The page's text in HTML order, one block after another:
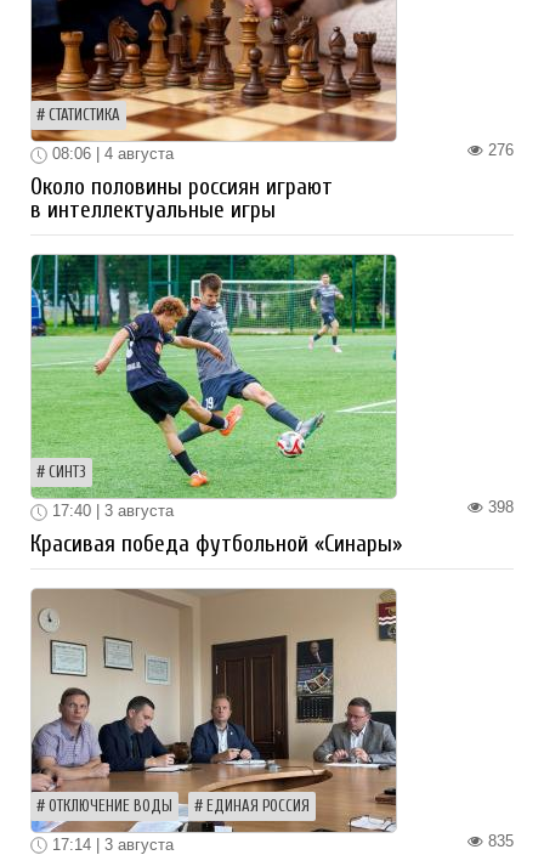
СТАТИСТИКА
276
08:06 | 4 августа
Около половины россиян играют
в интеллектуальные игры
СИНТЗ
398
17:40 | 3 августа
Красивая победа футбольной «Синары»
ОТКЛЮЧЕНИЕ ВОДЫ ЕДИНАЯ РОССИЯ
835
17:14 | 3 августа